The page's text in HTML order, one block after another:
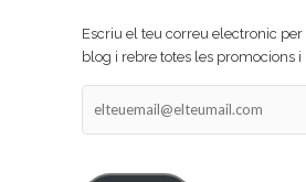
Escriu el teu correu electronic
blog i rebre totes les promocions i